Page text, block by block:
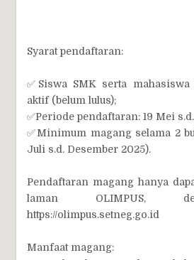
Syarat pendaftaran:
✅Siswa SMK serta mahasiswa
aktif (belum lulus);
✅Periode pendaftaran: 19 Mei
✅Minimum magang selama 2
Juli s.d. Desember 2025).
Pendaftaran magang hanya
laman OLIMPUS,
https://olimpus.setneg.go.id
Manfaat magang: